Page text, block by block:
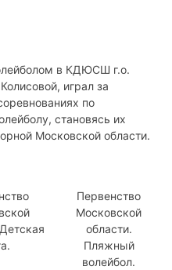
в КДЮСШ г.о.
играл за
по
становясь их
Московской области.
Первенство
Московской
области.
Пляжный
волейбол.